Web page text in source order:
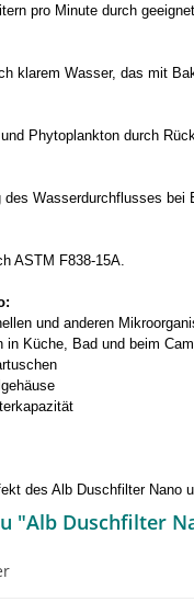
pro Minute durch
klarem Wasser, das mit
Phytoplankton durch
Wasserdurchflusses bei
ASTM F838-15A.
und anderen
Küche, Bad und beim
des Alb Duschfilter
"Alb Duschfilter